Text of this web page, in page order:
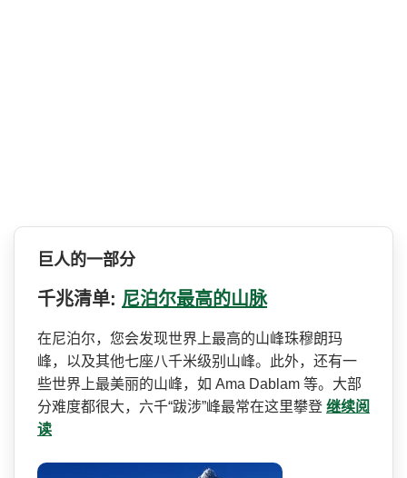
巨人的一部分
千兆清单: 尼泊尔最高的山脉
在尼泊尔，您会发现世界上最­高的山峰珠穆朗玛
峰，以及其他七座八千米级别山峰。­此外，还有一
些世界上最美丽的山峰，如 Ama Dablam 等。大部
分难度都很大，六千­“跋涉”峰最常在这里攀登 继续阅
读